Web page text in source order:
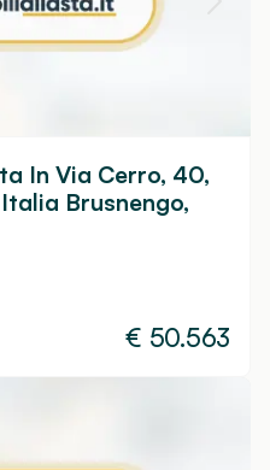
In Via Cerro, 40,
Brusnengo,
€ 50.563